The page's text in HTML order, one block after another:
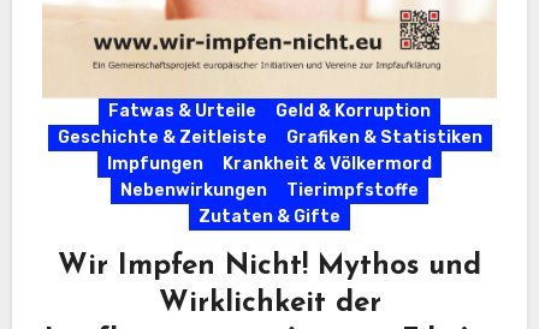
Fatwas & Urteile
Geld & Korruption
Geschichte & Zeitleiste
Grafiken & Statistiken
Impfungen
Krankheit & Völkermord
Nebenwirkungen
Tierimpfstoffe
Zutaten & Gifte
Wir Impfen Nicht! Mythos und
Wirklichkeit der